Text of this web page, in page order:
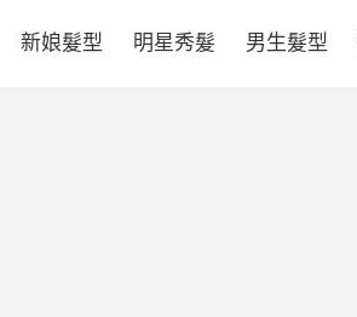
新娘髮型 明星秀髮 男生髮型